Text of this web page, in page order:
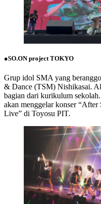
●SO.ON project TOKYO
Grup idol SMA yang
& Dance (TSM) Nishikasai.
bagian dari kurikulum
akan menggelar konser
Live” di Toyosu PIT.